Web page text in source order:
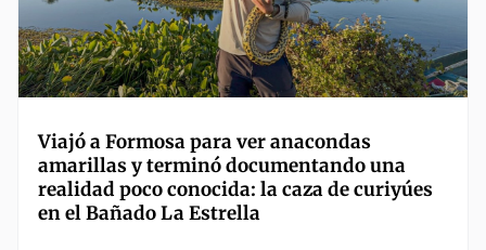
Viajó a Formosa para ver anacondas
amarillas y terminó documentando una
realidad poco conocida: la caza de curiyúes
en el Bañado La Estrella